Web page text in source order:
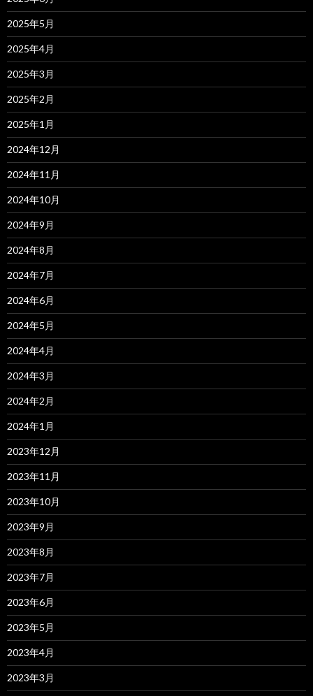
2025年5月
2025年4月
2025年3月
2025年2月
2025年1月
2024年12月
2024年11月
2024年10月
2024年9月
2024年8月
2024年7月
2024年6月
2024年5月
2024年4月
2024年3月
2024年2月
2024年1月
2023年12月
2023年11月
2023年10月
2023年9月
2023年8月
2023年7月
2023年6月
2023年5月
2023年4月
2023年3月